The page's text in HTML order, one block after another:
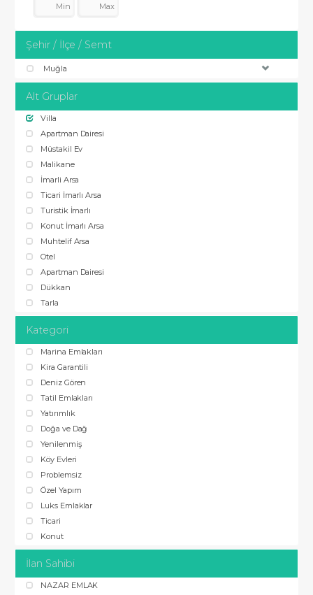
Şehir / İlçe / Semt
Muğla
Alt Gruplar
Villa
Apartman Dairesi
Müstakil Ev
Malikane
İmarli Arsa
Ticari İmarlı Arsa
Turistik İmarlı
Konut İmarlı Arsa
Muhtelif Arsa
Otel
Apartman Dairesi
Dükkan
Tarla
Kategori
Marina Emlakları
Kira Garantili
Deniz Gören
Tatil Emlakları
Yatırımlık
Doğa ve Dağ
Yenilenmiş
Köy Evleri
Problemsiz
Özel Yapım
Luks Emlaklar
Ticari
Konut
İlan Sahibi
NAZAR EMLAK